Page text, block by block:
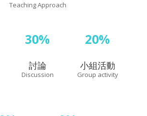
Teaching Approach
30%
討論
Discussion
20%
小組活動
Group activity